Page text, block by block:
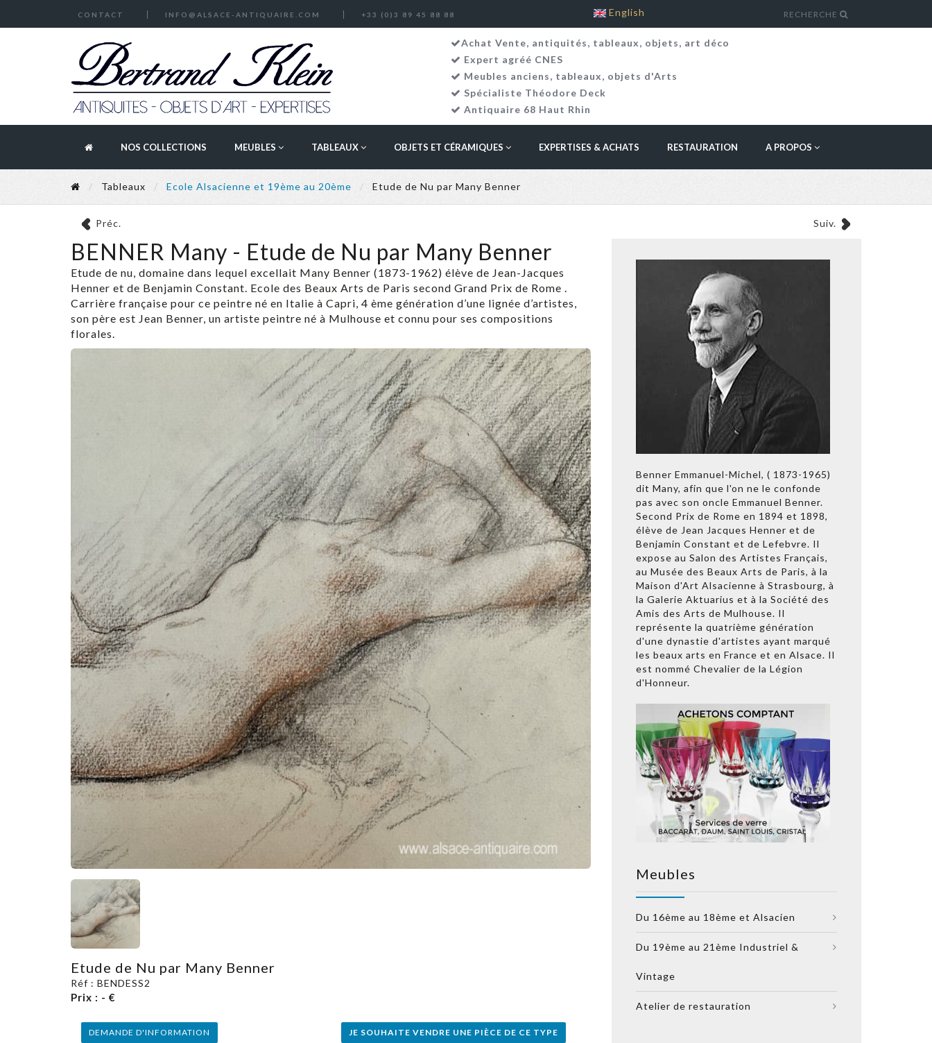
CONTACT INFO@ALSACE-ANTIQUAIRE.COM +33 (0)3 89 45 88 88 English RECHERCHE
Achat Vente, antiquités, tableaux, objets, art déco
Expert agréé CNES
Meubles anciens, tableaux, objets d'Arts
Spécialiste Théodore Deck
Antiquaire 68 Haut Rhin
NOS COLLECTIONS MEUBLES TABLEAUX OBJETS ET CÉRAMIQUES EXPERTISES & ACHATS RESTAURATION A PROPOS
Tableaux Ecole Alsacienne et 19ème au 20ème Etude de Nu par Many Benner
Préc. Suiv.
BENNER Many - Etude de Nu par Many Benner
Etude de nu, domaine dans lequel excellait Many Benner (1873-1962) élève de Jean-Jacques
Henner et de Benjamin Constant. Ecole des Beaux Arts de Paris second Grand Prix de Rome .
Carrière française pour ce peintre né en Italie à Capri, 4 ème génération d’une lignée d’artistes,
son père est Jean Benner, un artiste peintre né à Mulhouse et connu pour ses compositions
florales.
Etude de Nu par Many Benner
Réf : BENDESS2
Prix : - €
DEMANDE D'INFORMATION JE SOUHAITE VENDRE UNE PIÈCE DE CE TYPE
Benner Emmanuel-Michel, ( 1873-1965)
dit Many, afin que l'on ne le confonde
pas avec son oncle Emmanuel Benner.
Second Prix de Rome en 1894 et 1898,
élève de Jean Jacques Henner et de
Benjamin Constant et de Lefebvre. Il
expose au Salon des Artistes Français,
au Musée des Beaux Arts de Paris, à la
Maison d'Art Alsacienne à Strasbourg, à
la Galerie Aktuarius et à la Société des
Amis des Arts de Mulhouse. Il
représente la quatrième génération
d'une dynastie d'artistes ayant marqué
les beaux arts en France et en Alsace. Il
est nommé Chevalier de la Légion
d'Honneur.
Meubles
Du 16ème au 18ème et Alsacien
Du 19ème au 21ème Industriel &
Vintage
Atelier de restauration